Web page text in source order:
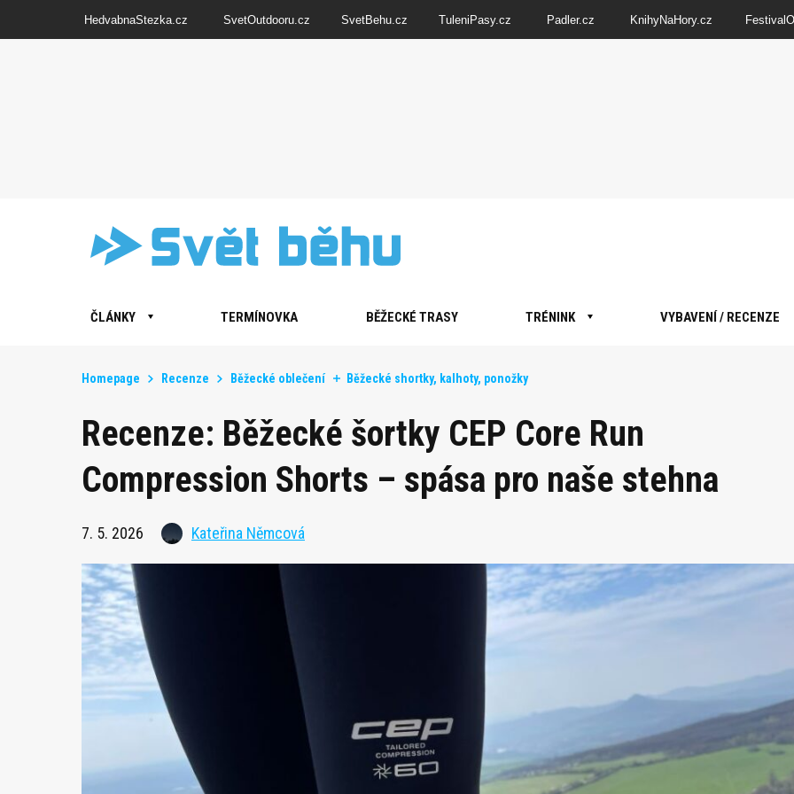
HedvabnaStezka.cz SvetOutdooru.cz SvetBehu.cz TuleniPasy.cz Padler.cz KnihyNaHory.cz
ČLÁNKY TERMÍNOVKA BĚŽECKÉ TRASY TRÉNINK VYBAVENÍ / RECENZE
Homepage Recenze Běžecké oblečení Běžecké shortky, kalhoty, ponožky
Recenze: Běžecké šortky CEP Core Run
Compression Shorts – spása pro naše stehna
7. 5. 2026 Kateřina Němcová